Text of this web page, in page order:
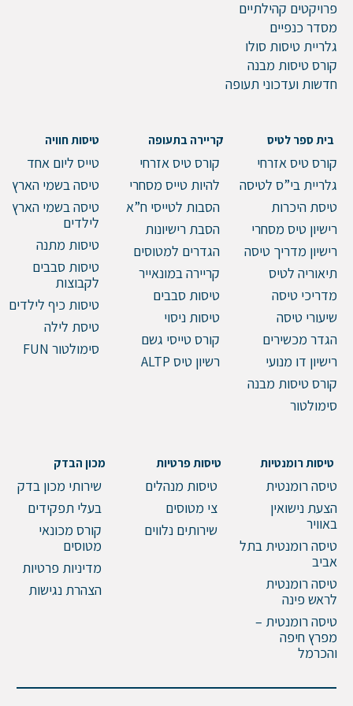
פרויקטים קהילתיים
מסדר כנפיים
גלריית טיסות סולו
קורס טיסות מבנה
חדשות ועדכוני תעופה
בית ספר לטיס
קורס טיס אזרחי
גלריית בי”ס לטיסה
טיסת היכרות
רישיון טיס מסחרי
רישיון מדריך טיסה
תיאוריה לטיס
מדריכי טיסה
שיעורי טיסה
הגדר מכשירים
רישיון דו מנועי
קורס טיסות מבנה
סימולטור
קריירה בתעופה
קורס טיס אזרחי
להיות טייס מסחרי
הסבות לטייסי ח”א
הסבת רישיונות
הגדרים למטוסים
קריירה במונאייר
טיסות סבבים
טיסות ניסוי
קורס טייסי גשם
רשיון טיס ALTP
טיסות חוויה
טייס ליום אחד
טיסה בשמי הארץ
טיסה בשמי הארץ
לילדים
טיסות מתנה
טיסות סבבים
לקבוצות
טיסות כיף לילדים
טיסת לילה
סימולטור FUN
טיסות רומנטיות
טיסה רומנטית
הצעת נישואין
באוויר
טיסה רומנטית בתל
אביב
טיסה רומנטית
לראש פינה
טיסה רומנטית –
מפרץ חיפה
והכרמל
טיסות פרטיות
טיסות מנהלים
צי מטוסים
שירותים נלווים
מכון הבדק
שירותי מכון בדק
בעלי תפקידים
קורס מכונאי
מטוסים
מדיניות פרטיות
הצהרת נגישות
דוא"ל
הערות ושאלות
שלח הודעה